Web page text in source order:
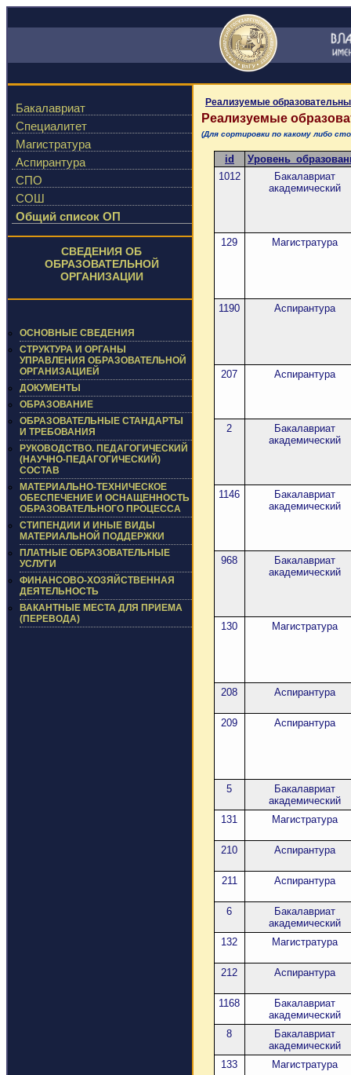
Бакалавриат
Специалитет
Магистратура
Аспирантура
СПО
СОШ
Общий список ОП
СВЕДЕНИЯ ОБ
ОБРАЗОВАТЕЛЬНОЙ
ОРГАНИЗАЦИИ
ОСНОВНЫЕ СВЕДЕНИЯ
СТРУКТУРА И ОРГАНЫ
УПРАВЛЕНИЯ ОБРАЗОВАТЕЛЬНОЙ
ОРГАНИЗАЦИЕЙ
ДОКУМЕНТЫ
ОБРАЗОВАНИЕ
ОБРАЗОВАТЕЛЬНЫЕ СТАНДАРТЫ
И ТРЕБОВАНИЯ
РУКОВОДСТВО. ПЕДАГОГИЧЕСКИЙ
(НАУЧНО-ПЕДАГОГИЧЕСКИЙ)
СОСТАВ
МАТЕРИАЛЬНО-ТЕХНИЧЕСКОЕ
ОБЕСПЕЧЕНИЕ И ОСНАЩЕННОСТЬ
ОБРАЗОВАТЕЛЬНОГО ПРОЦЕССА
СТИПЕНДИИ И ИНЫЕ ВИДЫ
МАТЕРИАЛЬНОЙ ПОДДЕРЖКИ
ПЛАТНЫЕ ОБРАЗОВАТЕЛЬНЫЕ
УСЛУГИ
ФИНАНСОВО-ХОЗЯЙСТВЕННАЯ
ДЕЯТЕЛЬНОСТЬ
ВАКАНТНЫЕ МЕСТА ДЛЯ ПРИЕМА
(ПЕРЕВОДА)
Реализуемые
Реализуемые
(Для сортировки по какому либо
id
1012
Бакалавриат
академический
129 Магистратура
1190 Аспирантура
207 Аспирантура
2
Бакалавриат
академический
1146
Бакалавриат
академический
968
Бакалавриат
академический
130 Магистратура
208 Аспирантура
209 Аспирантура
5
Бакалавриат
академический
131
Магистратура
210 Аспирантура
211 Аспирантура
6
Бакалавриат
академический
132
Магистратура
212 Аспирантура
1168
Бакалавриат
академический
8
Бакалавриат
академический
133
Магистратура